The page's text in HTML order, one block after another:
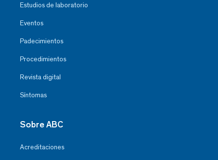
Estudios de laboratorio
Eventos
Padecimientos
Procedimientos
Revista digital
Síntomas
Sobre ABC
Acreditaciones